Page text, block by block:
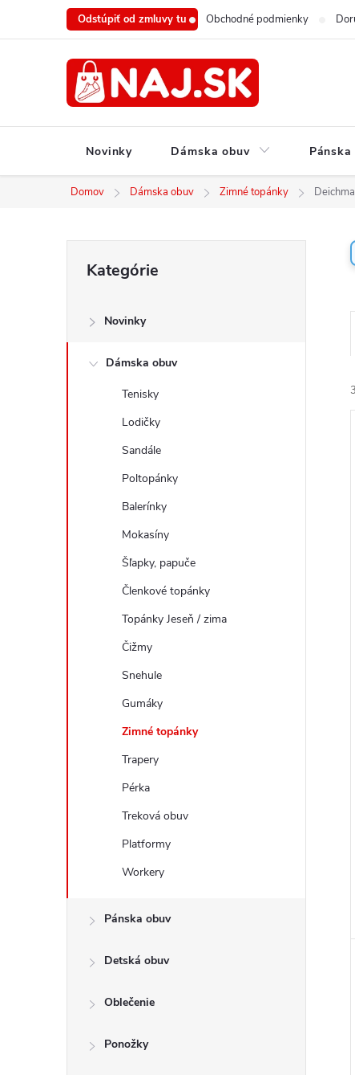
Odstúpiť od zmluvy tu Obchodné podmienky
Novinky Dámska obuv
Domov Dámska obuv Zimné topánky
ý
kategórie
Kategórie
Novinky
Dámska obuv
Tenisky
Lodičky
Sandále
Poltopánky
Balerínky
Mokasíny
Šľapky, papuče
Členkové topánky
Topánky Jeseň / zima
Čižmy
Snehule
Gumáky
Zimné topánky
Trapery
Pérka
Treková obuv
Platformy
Workery
Pánska obuv
Detská obuv
Oblečenie
Ponožky